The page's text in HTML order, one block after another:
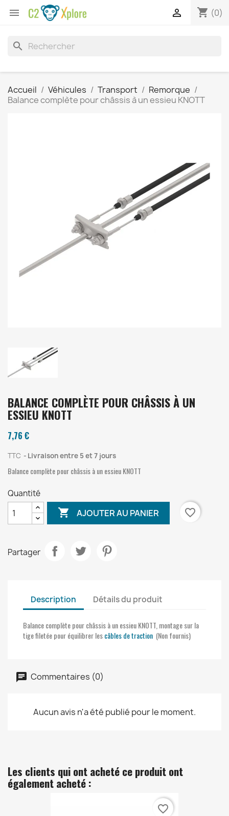
 shopping_cart (0)

search
Accueil Véhicules Transport
Remorque
Balance complète pour châssis à un essieu KNOTT
BALANCE COMPLÈTE POUR CHÂSSIS À UN
ESSIEU KNOTT
7,76 €
TTC Livraison entre 5 et 7 jours
Balance complète pour châssis à un essieu KNOTT
Quantité
 AJOUTER AU PANIER favorite_border
Partager
Description Détails du produit
Balance complète pour châssis à un essieu KNOTT, montage sur la
tige filetée pour équilibrer lescâbles de traction (Non fournis)
Commentaires (0)
Aucun avis n'a été publié pour le moment.
Les clients qui ont acheté ce produit ont
également acheté :
favorite_border